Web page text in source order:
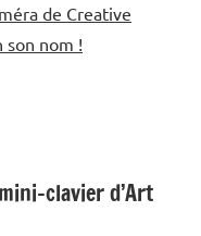
de Creative
son nom !
clavier d’Art